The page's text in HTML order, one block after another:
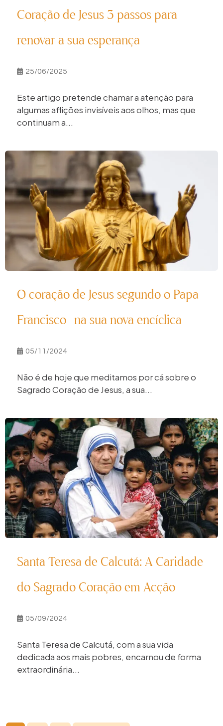
Coração de Jesus 3 passos para
renovar a sua esperança
25/06/2025
Este artigo pretende chamar a atenção para
algumas aflições invisíveis aos olhos, mas que
continuam a...
O coração de Jesus segundo o Papa
Francisco na sua nova encíclica
05/11/2024
Não é de hoje que meditamos por cá sobre o
Sagrado Coração de Jesus, a sua...
Santa Teresa de Calcutá: A Caridade
do Sagrado Coração em Acção
05/09/2024
Santa Teresa de Calcutá, com a sua vida
dedicada aos mais pobres, encarnou de forma
extraordinária...